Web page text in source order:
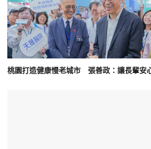
桃園打造健康慢老城市 張善政：讓長輩安